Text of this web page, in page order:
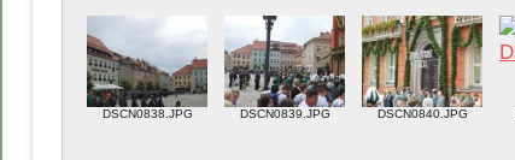
DSCN0838.JPG DSCN0839.JPG DSCN0840.JPG